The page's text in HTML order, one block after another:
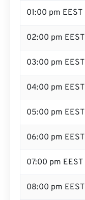
01:00 pm EEST
02:00 pm EEST
03:00 pm EEST
04:00 pm EEST
05:00 pm EEST
06:00 pm EEST
07:00 pm EEST
08:00 pm EEST